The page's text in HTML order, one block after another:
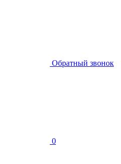
Обратный звонок
0